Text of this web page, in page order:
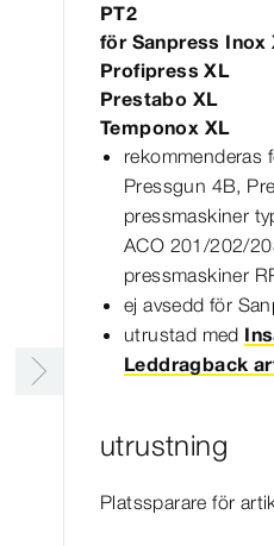
PT2
för Sanpress Inox
Profipress XL
Prestabo XL
Temponox XL
rekommenderas
Pressgun 4B,
pressmaskiner
ACO 201 /202/
pressmaskiner
ej avsedd för
utrustad med
Leddragback
utrustning
Platssparare för